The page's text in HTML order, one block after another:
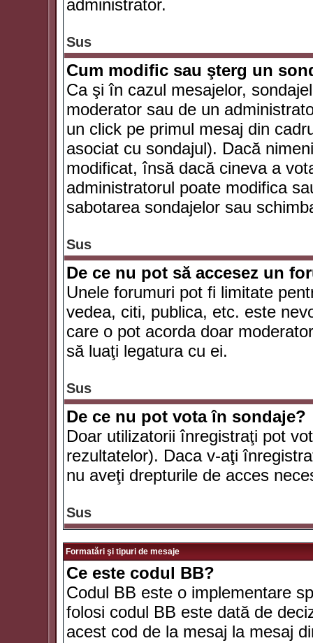
administrator.
Sus
Cum modific sau şterg un
Ca şi în cazul mesajelor,
moderator sau de un
un click pe primul mesaj din
asociat cu sondajul). Dacă
modificat, însă dacă cineva a
administratorul poate modifica
sabotarea sondajelor sau
Sus
De ce nu pot să accesez un
Unele forumuri pot fi limitate
vedea, citi, publica, etc. este
care o pot acorda doar
să luaţi legatura cu ei.
Sus
De ce nu pot vota în sondaje?
Doar utilizatorii înregistraţi pot
rezultatelor). Daca v-aţi
nu aveţi drepturile de acces
Sus
Formatări şi tipuri de mesaje
Ce este codul BB?
Codul BB este o implementare
folosi codul BB este dată de
acest cod de la mesaj la mesaj